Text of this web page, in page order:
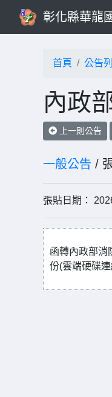
彰化縣華龍
首頁 公告
內政
上一則公告
一般公告 /
張貼日期：
函轉內政部消
份(雲端硬碟連